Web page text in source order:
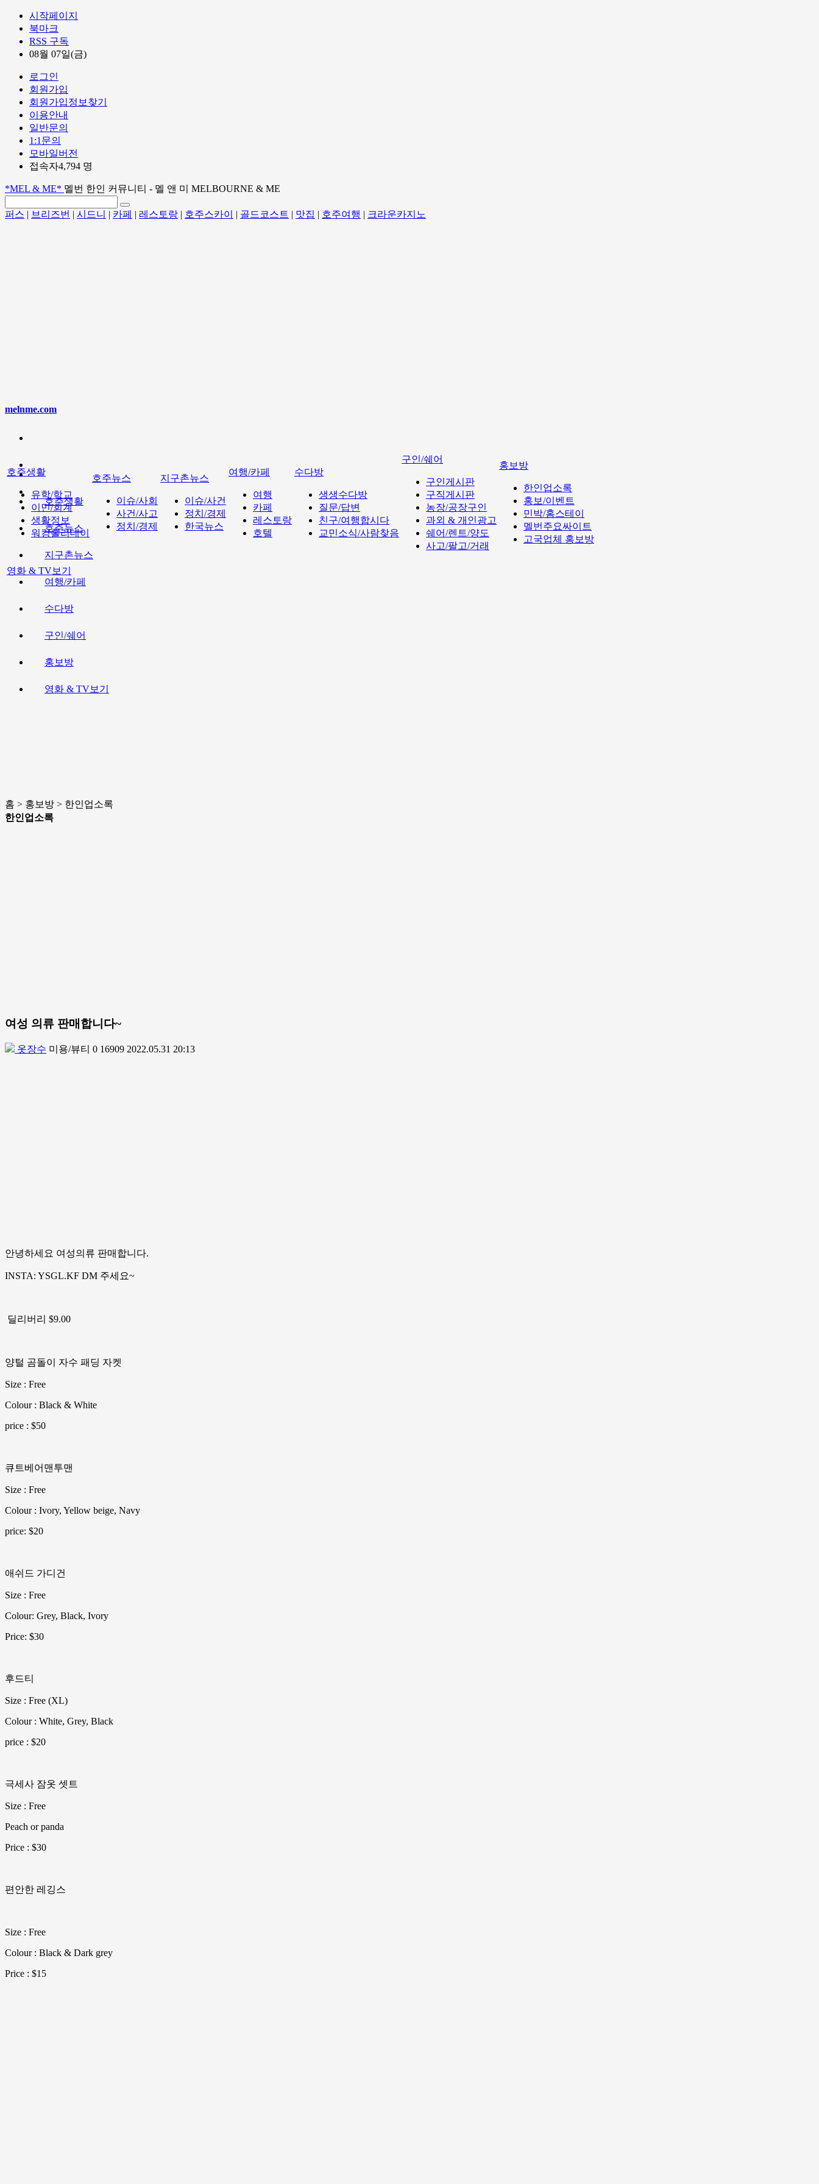
시작페이지
북마크
RSS 구독
08월 07일(금)
로그인
회원가입
회원가입정보찾기
이용안내
일반문의
1:1문의
모바일버전
접속자4,794 명
*MEL & ME* 멜번 한인 커뮤니티 - 멜 앤 미 MELBOURNE & ME
퍼스 | 브리즈번 | 시드니 | 카페 | 레스토랑 | 호주스카이 | 골드코스트 | 맛집 | 호주여행 | 크라운카지노
melnme.com
호주생활
호주뉴스
지구촌뉴스
여행/카페
수다방
구인/쉐어
홍보방
영화 & TV보기
호주생활
유학/학교
이민/회계
생활정보
워킹홀리데이
호주뉴스
이슈/사회
사건/사고
정치/경제
지구촌뉴스
이슈/사건
정치/경제
한국뉴스
여행/카페
여행
카페
레스토랑
호텔
수다방
생생수다방
질문/답변
친구/여행합시다
교민소식/사람찾음
구인/쉐어
구인게시판
구직게시판
농장/공장구인
과외 & 개인광고
쉐어/렌트/양도
사고/팔고/거래
홍보방
한인업소록
홍보/이벤트
민박/홈스테이
멜번주요싸이트
고국업체 홍보방
영화 & TV보기
홈 > 홍보방 > 한인업소록
한인업소록
여성 의류 판매합니다~
옷장수 미용/뷰티 0 16909 2022.05.31 20:13
안녕하세요 여성의류 판매합니다.
INSTA: YSGL.KF DM 주세요~
딜리버리 $9.00
양털 곰돌이 자수 패딩 자켓
Size : Free
Colour : Black & White
price : $50
큐트베어맨투맨
Size : Free
Colour : Ivory, Yellow beige, Navy
price: $20
애쉬드 가디건
Size : Free
Colour: Grey, Black, Ivory
Price: $30
후드티
Size : Free (XL)
Colour : White, Grey, Black
price : $20
극세사 잠옷 셋트
Size : Free
Peach or panda
Price : $30
편안한 레깅스
Size : Free
Colour : Black & Dark grey
Price : $15